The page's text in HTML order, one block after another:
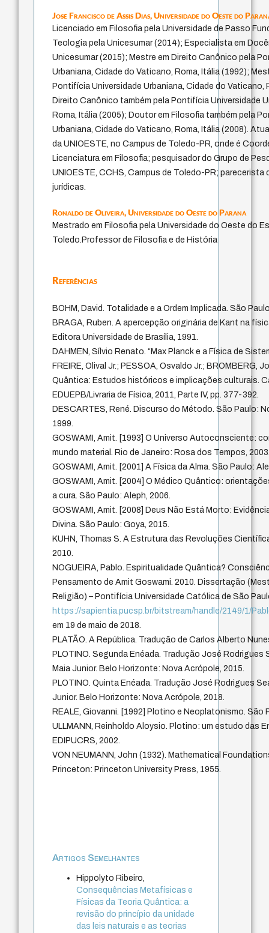
José Francisco de Assis Dias,Universidade do Oeste do
Licenciado em Filosofia pela Universidade de Passo
Teologia pela Unicesumar (2014); Especialista em
Unicesumar (2015); Mestre em Direito Canônico pela
Urbaniana, Cidade do Vaticano, Roma, Itália (1992);
Pontifícia Universidade Urbaniana, Cidade do Vaticano,
Direito Canônico também pela Pontifícia Universidade
Roma, Itália (2005); Doutor em Filosofia também pela
Urbaniana, Cidade do Vaticano, Roma, Itália (2008).
da UNIOESTE, no Campus de Toledo-PR, onde é
Licenciatura em Filosofia; pesquisador do Grupo de
UNIOESTE, CCHS, Campus de Toledo-PR;
jurídicas.
Ronaldo de Oliveira,Universidade do Oeste do Paraná
Mestrado em Filosofia pela Universidade do Oeste do
Toledo.Professor de Filosofia e de História
Referências
BOHM, David. Totalidade e a Ordem Implicada. São
BRAGA, Ruben. A apercepção originária de Kant na
Editora Universidade de Brasília, 1991.
DAHMEN, Sílvio Renato. “Max Planck e a Física de
FREIRE, Olival Jr.; PESSOA, Osvaldo Jr.; BROMBERG,
Quântica: Estudos históricos e implicações culturais.
EDUEPB/Livraria de Física, 2011, Parte IV, pp. 377-392.
DESCARTES, René. Discurso do Método. São Paulo:
1999.
GOSWAMI, Amit. [1993] O Universo Autoconsciente:
mundo material. Rio de Janeiro: Rosa dos Tempos,
GOSWAMI, Amit. [2001] A Física da Alma. São Paulo:
GOSWAMI, Amit. [2004] O Médico Quântico:
a cura. São Paulo: Aleph, 2006.
GOSWAMI, Amit. [2008] Deus Não Está Morto:
Divina. São Paulo: Goya, 2015.
KUHN, Thomas S. A Estrutura das Revoluções
2010.
NOGUEIRA, Pablo. Espiritualidade Quântica?
Pensamento de Amit Goswami. 2010. Dissertação
Religião) – Pontifícia Universidade Católica de São
https://sapientia.pucsp.br/bitstream/handle/2149/1/
em 19 de maio de 2018.
PLATÃO. A República. Tradução de Carlos Alberto
PLOTINO. Segunda Enéada. Tradução José Rodrigues
Maia Junior. Belo Horizonte: Nova Acrópole, 2015.
PLOTINO. Quinta Enéada. Tradução José Rodrigues
Junior. Belo Horizonte: Nova Acrópole, 2018.
REALE, Giovanni. [1992] Plotino e Neoplatonismo. São
ULLMANN, Reinholdo Aloysio. Plotino: um estudo das
EDIPUCRS, 2002.
VON NEUMANN, John (1932). Mathematical
Princeton: Princeton University Press, 1955.
Artigos Semelhantes
Hippolyto Ribeiro,
Consequências Metafísicas e
Físicas da Teoria Quântica: a
revisão do princípio da unidade
das leis naturais e as teorias